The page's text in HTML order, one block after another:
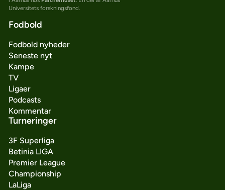
Universitets forskningsfond.
Fodbold
Fodbold nyheder
Seneste nyt
Kampe
TV
Ligaer
Podcasts
Kommentar
Turneringer
3F Superliga
Betinia LIGA
Premier League
Championship
LaLiga